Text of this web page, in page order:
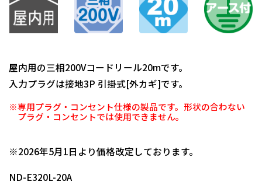
屋内用の三相200Vコードリール20mです。
入力プラグは接地3P 引掛式[外カギ]です。
※専用プラグ・コンセント仕様の製品です。形状の合わない
プラグ・コンセントでは使用できません。
※2026年5月1日より価格改定しております。
ND-E320L-20A